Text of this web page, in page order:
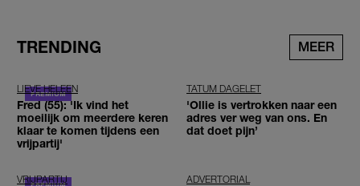
TRENDING MEER
LIEVE HELEEN
Fred (55): 'Ik vind het
moeilijk om meerdere keren
klaar te komen tijdens een
vrijpartij'
TATUM DAGELET
'Ollie is vertrokken naar een
adres ver weg van ons. En
dat doet pijn’
VRIJPARTIJ ADVERTORIAL